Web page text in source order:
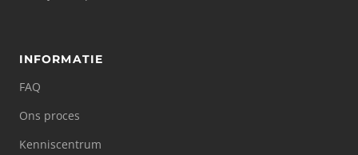
INFORMATIE
FAQ
Ons proces
Kenniscentrum